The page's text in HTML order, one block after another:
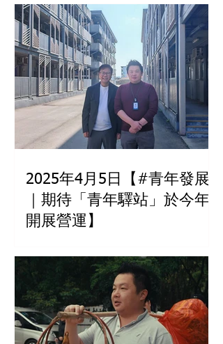
2025年4月5日【#青年發展
｜期待「青年驛站」於今年
開展營運】